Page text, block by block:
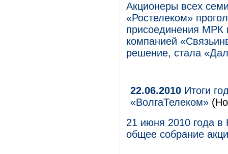
Акционеры всех
«Ростелеком»
присоединения МРК
компанией
решение, стала
22.06.2010 Итоги
«ВолгаТелеком»
21 июня 2010 года в
общее собрание